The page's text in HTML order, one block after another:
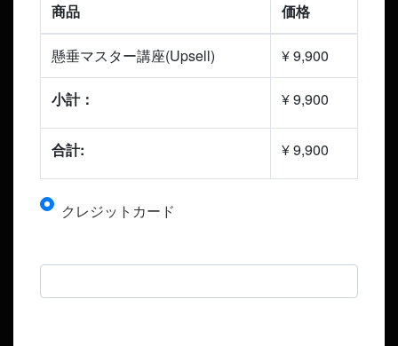
商品 価格
懸垂マスター講座(Upsell) ¥ 9,900
小計： ¥ 9,900
合計: ¥ 9,900
クレジットカード